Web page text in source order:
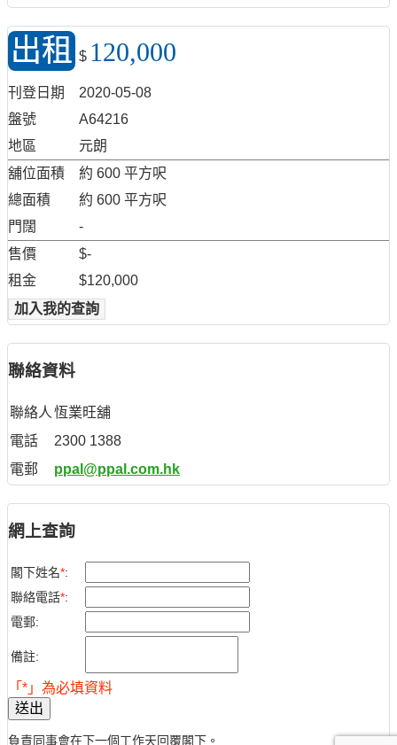
出租 $ 120,000
刊登日期
2020-05-08
盤號
A64216
地區
元朗
舖位面積
約 600 平方呎
總面積
約 600 平方呎
門闊
-
售價
$-
租金
$120,000
加入我的查詢
聯絡資料
聯絡人 恆業旺舖
電話
2300 1388
電郵
ppal@ppal.com.hk
網上查詢
閣下姓名*:
聯絡電話*:
電郵:
備註:
「*」為必填資料
送出
負責同事會在下一個工作天回覆閣下。